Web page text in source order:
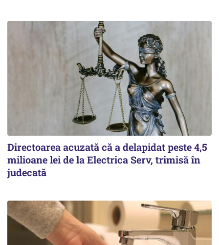
Directoarea acuzată că a delapidat peste 4,5
milioane lei de la Electrica Serv, trimisă în
judecată